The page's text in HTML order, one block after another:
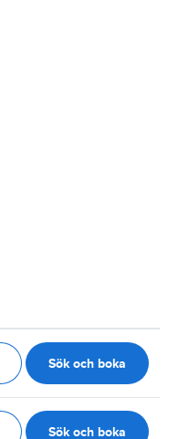
Sök och boka
Sök och boka